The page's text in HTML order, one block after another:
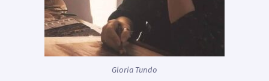
Gloria Tundo